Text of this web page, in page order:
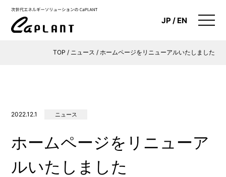
EN
JP
TOP / ニュース / ホームページをリニューアルいたしました
2022.12.1 ニュース
ホームページをリニューア
ルいたしました